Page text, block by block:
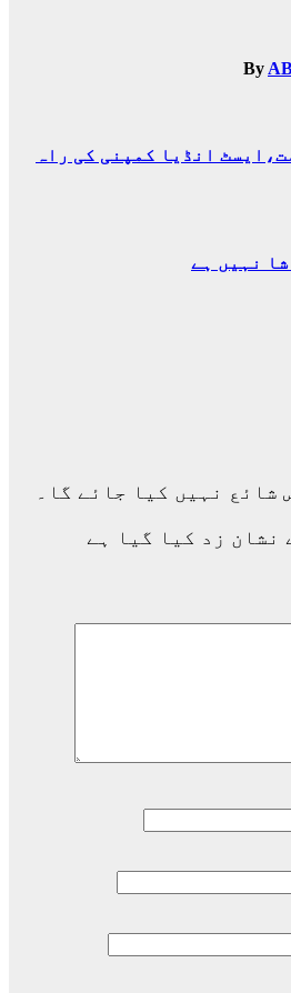
By
انڈیا کمپنی کی راہ
نہیں ہے
شائع نہیں کیا جائے گا۔
نشان زد کیا گیا ہے